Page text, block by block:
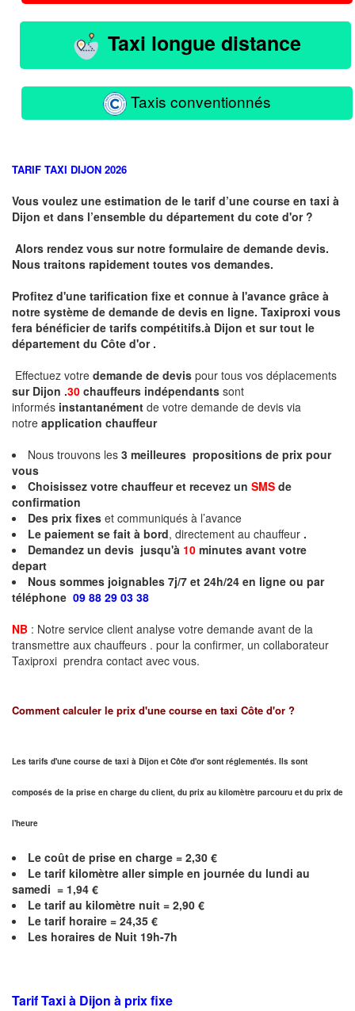
Taxi longue distance
Taxis conventionnés
TARIF TAXI DIJON 2026
Vous voulez une estimation de le tarif d’une course en taxi à
Dijon et dans l’ensemble du département du cote d'or ?
Alors rendez vous sur notre formulaire de demande devis.
Nous traitons rapidement toutes vos demandes.
Profitez d'une tarification fixe et connue à l'avance grâce à
notre système de demande de devis en ligne. Taxiproxi vous
fera bénéficier de tarifs compétitifs.à Dijon et sur tout le
département du Côte d'or .
Effectuez votre demande de devis pour tous vos déplacements
sur Dijon .30 chauffeurs indépendants sont
informés instantanément de votre demande de devis via
notre application chauffeur
Nous trouvons les 3 meilleures propositions de prix pour
vous
Choisissez votre chauffeur et recevez un SMS de
confirmation
Des prix fixes et communiqués à l’avance
Le paiement se fait à bord, directement au chauffeur .
Demandez un devis jusqu'à 10 minutes avant votre
depart
Nous sommes joignables 7j/7 et 24h/24 en ligne ou par
téléphone 09 88 29 03 38
NB : Notre service client analyse votre demande avant de la
transmettre aux chauffeurs . pour la confirmer, un collaborateur
Taxiproxi prendra contact avec vous.
Comment calculer le prix d'une course en taxi Côte d'or ?
Les tarifs d'une course de taxi à Dijon et Côte d'or sont réglementés. Ils sont
composés de la prise en charge du client, du prix au kilomètre parcouru et du prix de
l'heure
Le coût de prise en charge = 2,30 €
Le tarif kilomètre aller simple en journée du lundi au
samedi = 1,94 €
Le tarif au kilomètre nuit = 2,90 €
Le tarif horaire = 24,35 €
Les horaires de Nuit 19h-7h
Tarif Taxi à Dijon à prix fixe